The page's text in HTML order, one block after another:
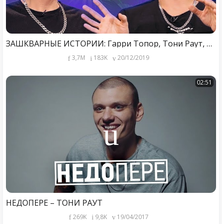
ЗАШКВАРНЫЕ ИСТОРИИ: Гарри Топор, Тони Раут, Музыченко, Старый, Прокофьев
3,7M 183K 20/12/2019
02:51
НЕДОПЕРЕ – ТОНИ РАУТ
269K 9,8K 19/04/2017